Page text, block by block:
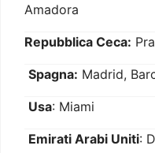
Amadora
Repubblica Ceca:
Spagna: Madrid,
Usa: Miami
Emirati Arabi Uniti: